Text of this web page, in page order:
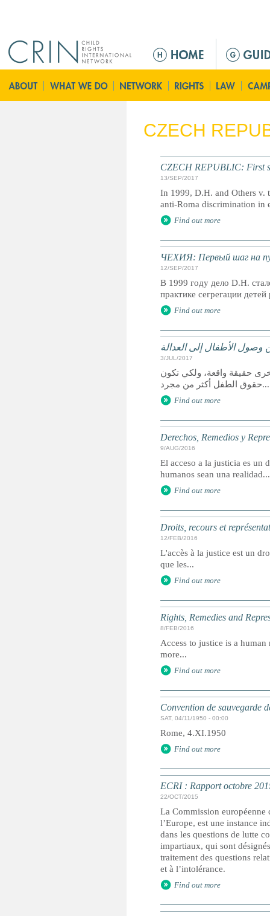
n
m
n
CZECH
CZECH REPUBLIC: First
13/SEP/2017
In 1999, D.H. and Others v.
anti-Roma discrimination in
Find out more
ЧЕХИЯ: Первый шаг на
12/SEP/2017
В 1999 году дело D.H.
практике сегрегации
Find out more
وصول الأطفال إلى العدالة
3/JUL/2017
حقيقة واقعة، ولكي تكون
حقوق الطفل أكثر من مجرد...
Find out more
Derechos, Remedios y
9/AUG/2016
El acceso a la justicia es un
humanos sean una realidad...
Find out more
Droits, recours et
12/FEB/2016
L'accès à la justice est un
que les...
Find out more
Rights, Remedies and
8/FEB/2016
Access to justice is a
more...
Find out more
Convention de sauvegarde
SAT, 04/11/1950 - 00:00
Rome, 4.XI.1950
Find out more
ECRI : Rapport octobre
22/OCT/2015
La Commission européenne
l’Europe, est une instance
dans les questions de lutte
impartiaux, qui sont
traitement des questions
et à l’intolérance.
Find out more